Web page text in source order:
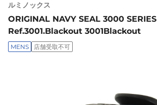
ルミノックス
ORIGINAL NAVY SEAL 3000 SERIES
Ref.3001.Blackout 3001Blackout
MENS 店舗受取不可